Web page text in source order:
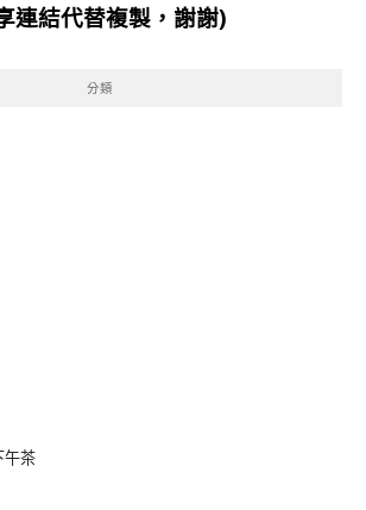
連結代替複製，謝謝)
分類
午茶